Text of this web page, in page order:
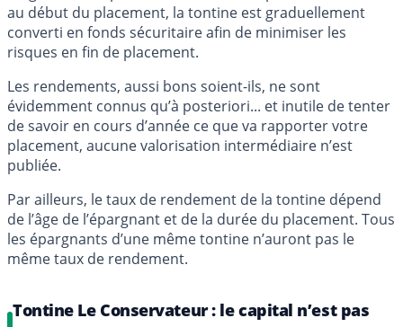
au début du placement, la tontine est graduellement
converti en fonds sécuritaire afin de minimiser les
risques en fin de placement.
Les rendements, aussi bons soient-ils, ne sont
évidemment connus qu’à posteriori... et inutile de tenter
de savoir en cours d’année ce que va rapporter votre
placement, aucune valorisation intermédiaire n’est
publiée.
Par ailleurs, le taux de rendement de la tontine dépend
de l’âge de l’épargnant et de la durée du placement. Tous
les épargnants d’une même tontine n’auront pas le
même taux de rendement.
Tontine Le Conservateur : le capital n’est pas